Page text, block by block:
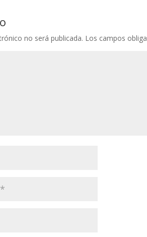
no será publicada. Los campos